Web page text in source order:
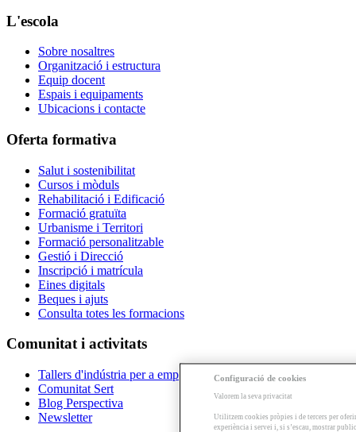
L'escola
Sobre nosaltres
Organització i estructura
Equip docent
Espais i equipaments
Ubicacions i contacte
Oferta formativa
Salut i sostenibilitat
Cursos i mòduls
Rehabilitació i Edificació
Formació gratuïta
Urbanisme i Territori
Formació personalitzable
Gestió i Direcció
Inscripció i matrícula
Eines digitals
Beques i ajuts
Consulta totes les formacions
Comunitat i activitats
Tallers d'indústria per a empreses
Comunitat Sert
Blog Perspectiva
Newsletter
Configuració de cookies
Valorem la seva privacitat
Utilitzem cookies pròpies i de tercers per
experiència i servei i, si s’escau, mostrar